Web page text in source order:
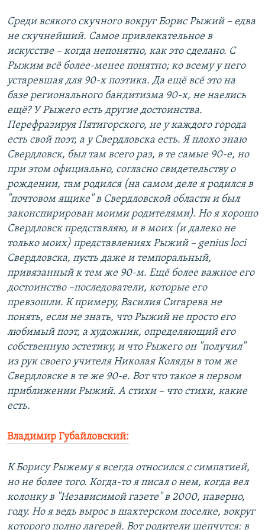
Среди всякого скучного вокруг Борис Рыжий – едва
не скучнейший. Самое привлекательное в
искусстве – когда непонятно, как это сделано. С
Рыжим всё более-менее понятно; ко всему у него
устаревшая для 90-х поэтика. Да ещё всё это на
базе регионального бандитизма 90-х, не наелись
ещё? У Рыжего есть другие достоинства.
Перефразируя Пятигорского, не у каждого города
есть свой поэт, а у Свердловска есть. Я плохо знаю
Свердловск, был там всего раз, в те самые 90-е, но
при этом официально, согласно свидетельству о
рождении, там родился (на самом деле я родился в
"почтовом ящике" в Свердловской области и был
законспирирован моими родителями). Но я хорошо
Свердловск представляю, и в моих (и далеко не
только моих) представлениях Рыжий – genius loci
Свердловска, пусть даже и темпоральный,
привязанный к тем же 90-м. Ещё более важное его
достоинство –последователи, которые его
превзошли. К примеру, Василия Сигарева не
понять, если не знать, что Рыжий не просто его
любимый поэт, а художник, определяющий его
собственную эстетику, и что Рыжего он "получил"
из рук своего учителя Николая Коляды в том же
Свердловске в те же 90-е. Вот что такое в первом
приближении Рыжий. А стихи – что стихи, какие
есть.
Владимир Губайловский:
К Борису Рыжему я всегда относился с симпатией,
но не более того. Когда-то я писал о нем, когда вел
колонку в "Независимой газете" в 2000, наверно,
году. Но я ведь вырос в шахтерском поселке, вокруг
которого полно лагерей. Вот родители шепчутся: в